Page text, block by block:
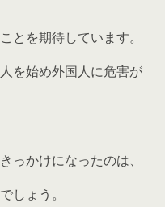
とを期待しています。
を始め外国人に危害が
っかけになったのは、
しょう。